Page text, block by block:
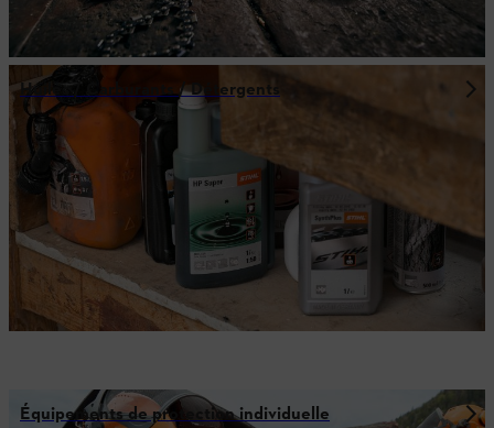
Huiles / Carburants / Détergents
Équipements de protection individuelle